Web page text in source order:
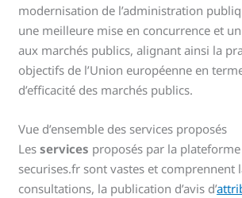
modernisation de l’administration
une meilleure mise en concurrence et
aux marchés publics, alignant ainsi la
objectifs de l’Union européenne en
d’efficacité des marchés publics.
Vue d’ensemble des services proposés
Lesservices proposés par la
securises.fr sont vastes et comprennent
consultations, la publication d’avis d’